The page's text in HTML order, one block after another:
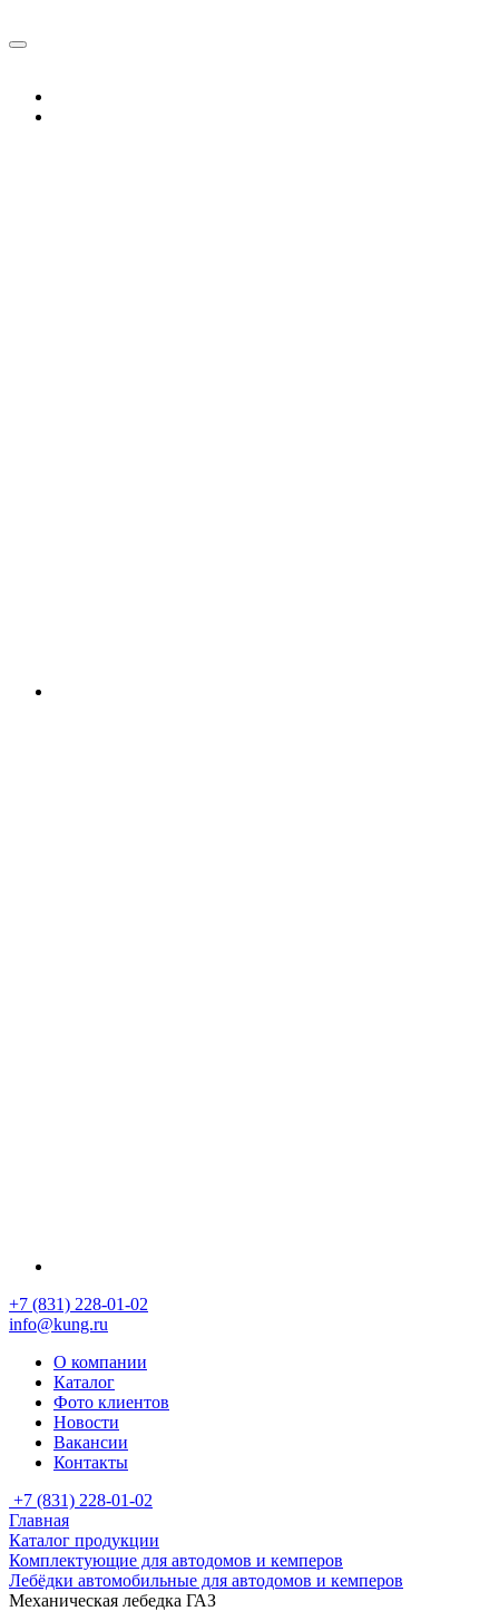
+7 (831) 228-01-02
info@kung.ru
О компании
Каталог
Фото клиентов
Новости
Вакансии
Контакты
+7 (831) 228-01-02
Главная
Каталог продукции
Комплектующие для автодомов и кемперов
Лебёдки автомобильные для автодомов и кемперов
Механическая лебедка ГАЗ